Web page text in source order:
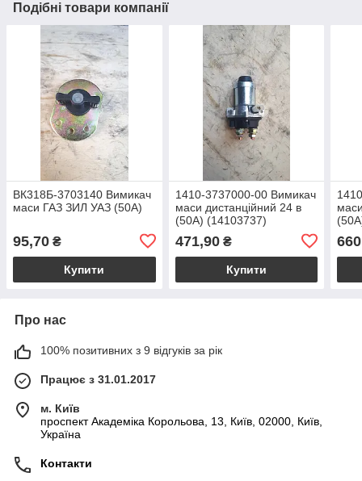
Подібні товари компанії
ВК318Б-3703140 Вимикач
маси ГАЗ ЗИЛ УАЗ (50А)
95,70 ₴
Купити
1410-3737000-00 Вимикач
маси дистанційний 24 в
(50А) (14103737)
471,90₴
Купити
660
Про нас
100% позитивних з 9 відгуків за рік
Працює з 31.01.2017
м. Київ
проспект Академіка Корольова, 13, Київ, 02000, Київ,
Україна
Контакти